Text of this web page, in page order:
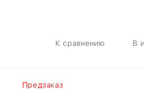
К сравнению В
Предзаказ